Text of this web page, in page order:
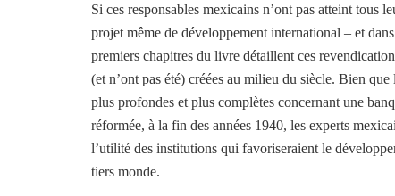
Si ces responsables mexicains n’ont pas atteint
projet même de développement international – et
premiers chapitres du livre détaillent ces
(et n’ont pas été) créées au milieu du siècle. Bien
plus profondes et plus complètes concernant une
réformée, à la fin des années 1940, les experts
l’utilité des institutions qui favoriseraient le
tiers monde.